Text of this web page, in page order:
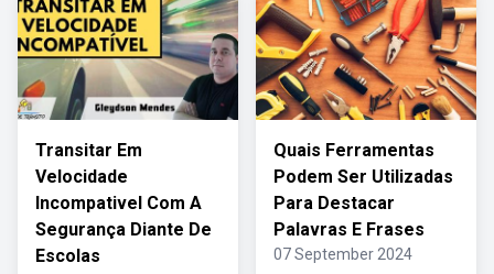
Transitar Em
Velocidade
Incompativel Com A
Segurança Diante De
Escolas
Quais Ferramentas
Podem Ser Utilizadas
Para Destacar
Palavras E Frases
07 September 2024